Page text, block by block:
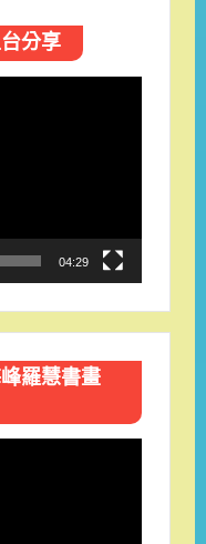
分享
04:29
羅慧書畫